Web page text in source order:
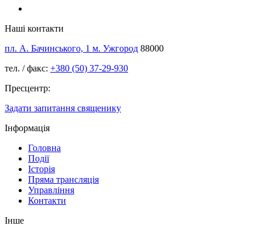
Наші контакти
пл. А. Бачинського, 1 м. Ужгород 88000
тел. / факс: +380 (50) 37-29-930
Пресцентр:
Задати запитання священику
Інформація
Головна
Події
Історія
Пряма трансляція
Управління
Контакти
Інше